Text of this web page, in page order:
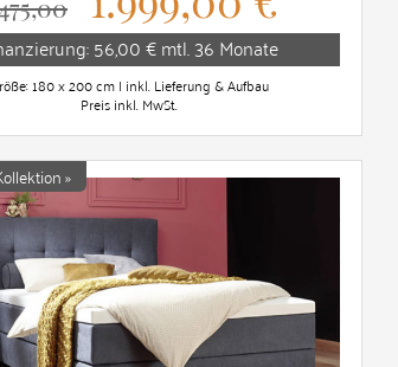
56,00 € mtl. 36 Monate
180 x 200 cm | inkl. Lieferung & Aufbau
Preis inkl. MwSt.
»